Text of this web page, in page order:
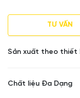
Tùy
: Lót
Thiết kế và in
miếng
TƯ VẤN
Sản xuất theo thiết
Chất liệu Đa Dạng